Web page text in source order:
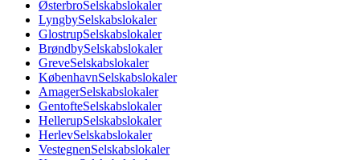
ØsterbroSelskabslokaler
LyngbySelskabslokaler
GlostrupSelskabslokaler
BrøndbySelskabslokaler
GreveSelskabslokaler
KøbenhavnSelskabslokaler
AmagerSelskabslokaler
GentofteSelskabslokaler
HellerupSelskabslokaler
HerlevSelskabslokaler
VestegnenSelskabslokaler